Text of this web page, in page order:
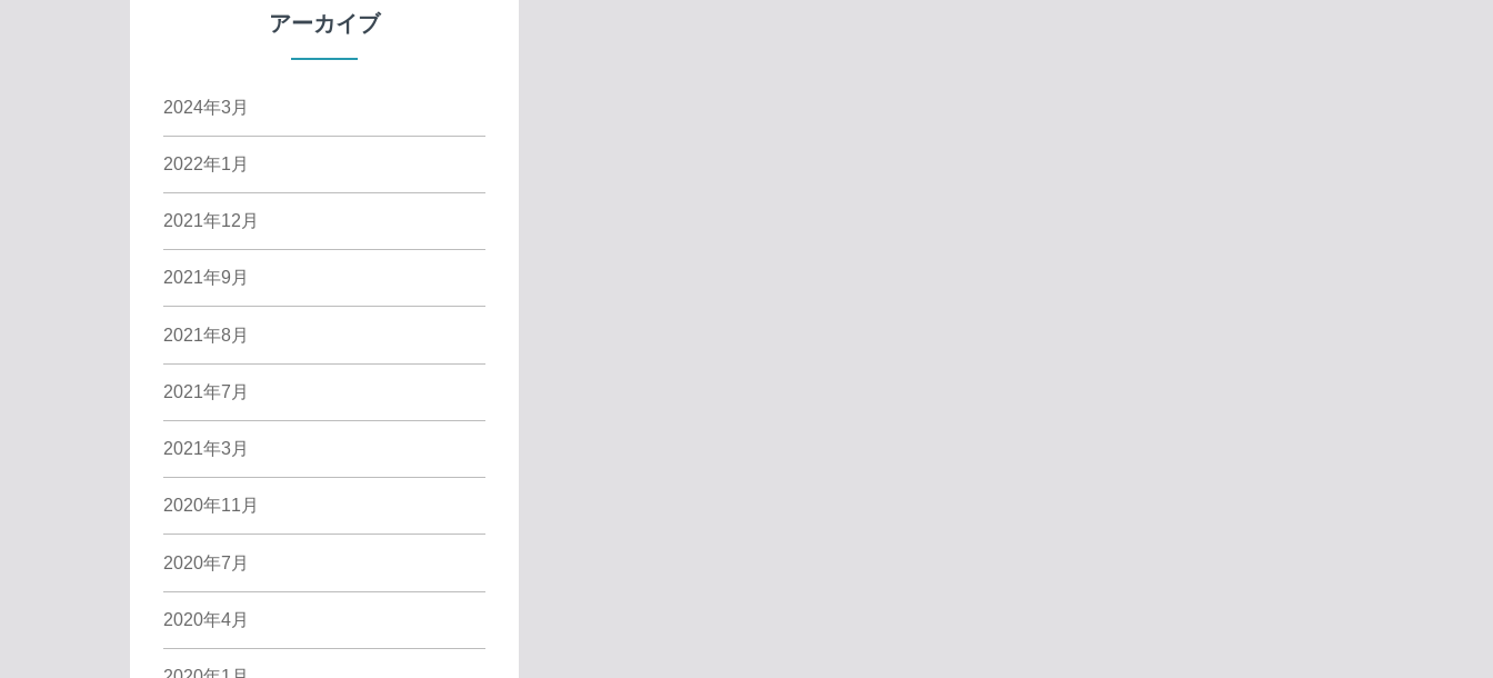
アーカイブ
2024年3月
2022年1月
2021年12月
2021年9月
2021年8月
2021年7月
2021年3月
2020年11月
2020年7月
2020年4月